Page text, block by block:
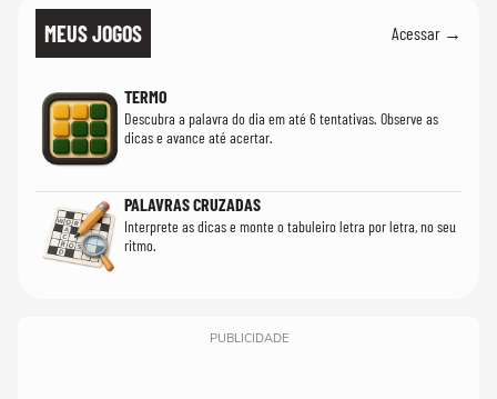
MEUS JOGOS Acessar →
TERMO
Descubra a palavra do dia em até 6 tentativas. Observe as
dicas e avance até acertar.
PALAVRAS CRUZADAS
Interprete as dicas e monte o tabuleiro letra por letra, no seu
ritmo.
PUBLICIDADE